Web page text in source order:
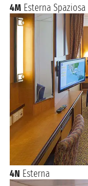
4M Esterna Spaziosa
4N Esterna